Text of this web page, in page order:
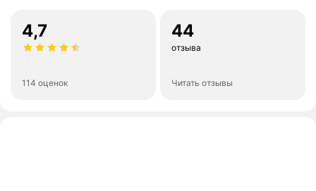
4,7
114 оценок
44
отзыва
Читать отзывы